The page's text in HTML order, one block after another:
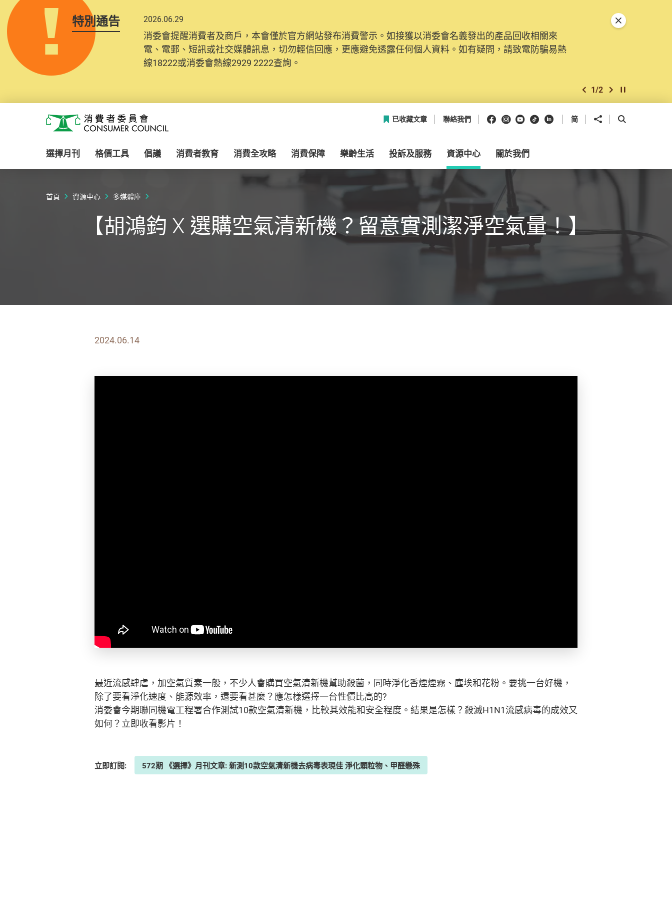
特別通告 2026.06.29
消委會提醒消費者及商戶，本會僅於官方網站發布消費警示。如接獲以消委會名義發出的產品回收相關來
電、電郵、短訊或社交媒體訊息，切勿輕信回應，更應避免透露任何個人資料。如有疑問，請致電防騙易熱
線18222或消委會熱線2929 2222查詢。
上一個
1/2 下一個開始/暫停幻燈
關閉特別通告
消費者委員會
已收藏文章 聯絡我們 Facebook
Instagram
Youtube
抖音領英 简 分享到 開啟搜尋框
選擇月刊 格價工具 倡議 消費者教育 消費全攻略 消費保障 樂齡生活 投訴及服務 資源中心 關於我們
首頁 資源中心 多媒體庫
【胡鴻鈞 X 選購空氣清新機？留意實測潔淨空氣量！】
2024.06.14
最近流感肆虐，加空氣質素一般，不少人會購買空氣清新機幫助殺菌，同時淨化香煙煙霧、塵埃和花粉。要挑一台好機，
除了要看淨化速度、能源效率，還要看甚麼？應怎樣選擇一台性價比高的?
消委會今期聯同機電工程署合作測試10款空氣清新機，比較其效能和安全程度。結果是怎樣？殺滅H1N1流感病毒的成效又
如何？立即收看影片！
立即訂閱: 572期 《選擇》月刊文章: 新測10款空氣清新機去病毒表現佳 淨化顆粒物、甲醛懸殊